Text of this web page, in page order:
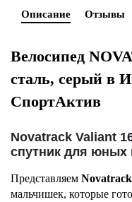
Описание Отзывы
Велосипед
сталь, серый в
СпортАктив
Novatrack Valiant
спутник для юных
Представляем
мальчишек, которые